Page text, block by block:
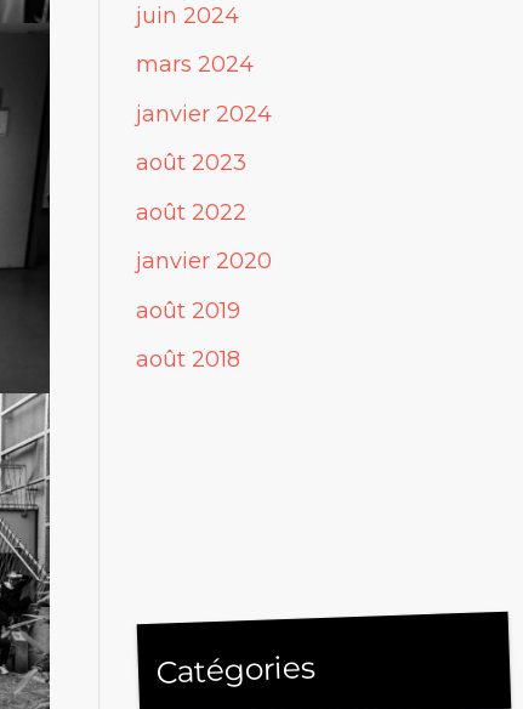
juin 2024
mars 2024
janvier 2024
août 2023
août 2022
janvier 2020
août 2019
août 2018
Catégories